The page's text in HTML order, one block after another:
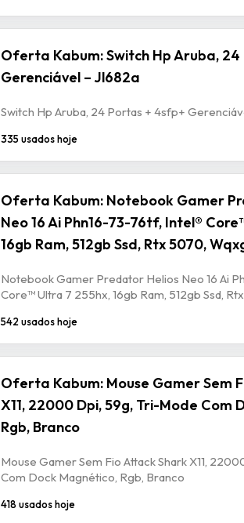
Oferta Kabum: Switch Hp Aruba,
Gerenciável – Jl682a
Switch Hp Aruba, 24 Portas + 4sfp+
335 usados hoje
Oferta Kabum: Notebook Gamer
Neo 16 Ai Phn16-73-76tf, Intel®
16gb Ram, 512gb Ssd, Rtx 5070,
Notebook Gamer Predator Helios Neo 16 Ai
Core™ Ultra 7 255hx, 16gb Ram, 512gb Ssd,
542 usados hoje
Oferta Kabum: Mouse Gamer Sem
X11, 22000 Dpi, 59g, Tri-Mode Com
Rgb, Branco
Mouse Gamer Sem Fio Attack Shark X11,
Com Dock Magnético, Rgb, Branco
418 usados hoje